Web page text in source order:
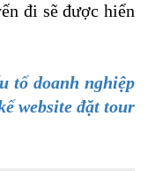
đi sẽ được hiển
tố doanh nghiệp
website đặt tour